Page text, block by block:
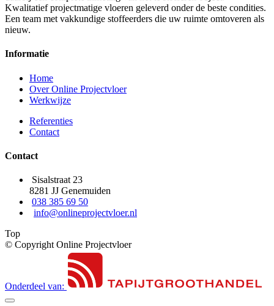
Kwalitatief projectmatige vloeren geleverd onder de beste condities.
Een team met vakkundige stoffeerders die uw ruimte omtoveren als
nieuw.
Informatie
Home
Over Online Projectvloer
Werkwijze
Referenties
Contact
Contact
Sisalstraat 23
8281 JJ Genemuiden
038 385 69 50
info@onlineprojectvloer.nl
Top
© Copyright Online Projectvloer
Onderdeel van: